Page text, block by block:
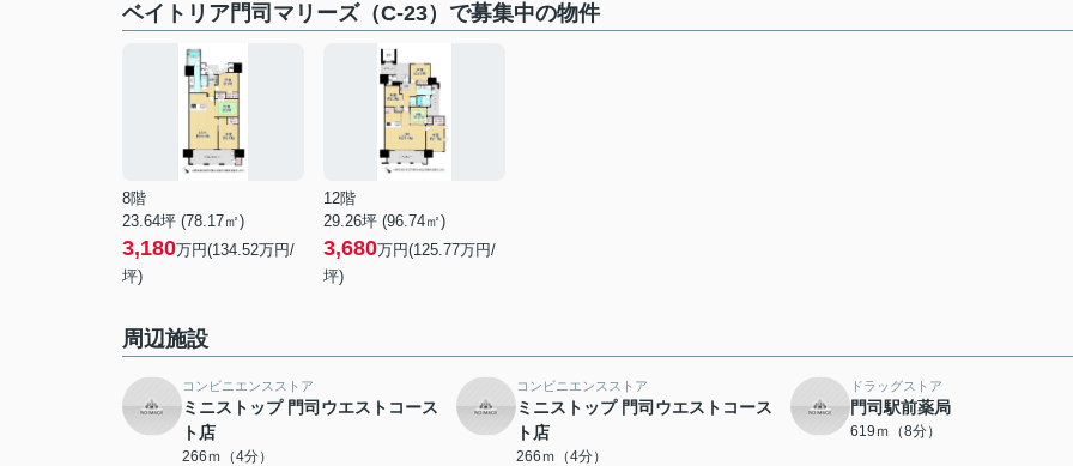
ベイトリア門司マリーズ（C-23）で募集中の物件
8階
23.64坪 (78.17㎡)
3,180万円(134.52万円/
坪)
12階
29.26坪 (96.74㎡)
3,680万円(125.77万円/
坪)
周辺施設
コンビニエンスストア
ミニストップ 門司ウエストコース
ト店
266ｍ（4分）
コンビニエンスストア
ミニストップ 門司ウエストコース
ト店
266ｍ（4分）
ドラッグストア
門司駅前薬局
619ｍ（8分）